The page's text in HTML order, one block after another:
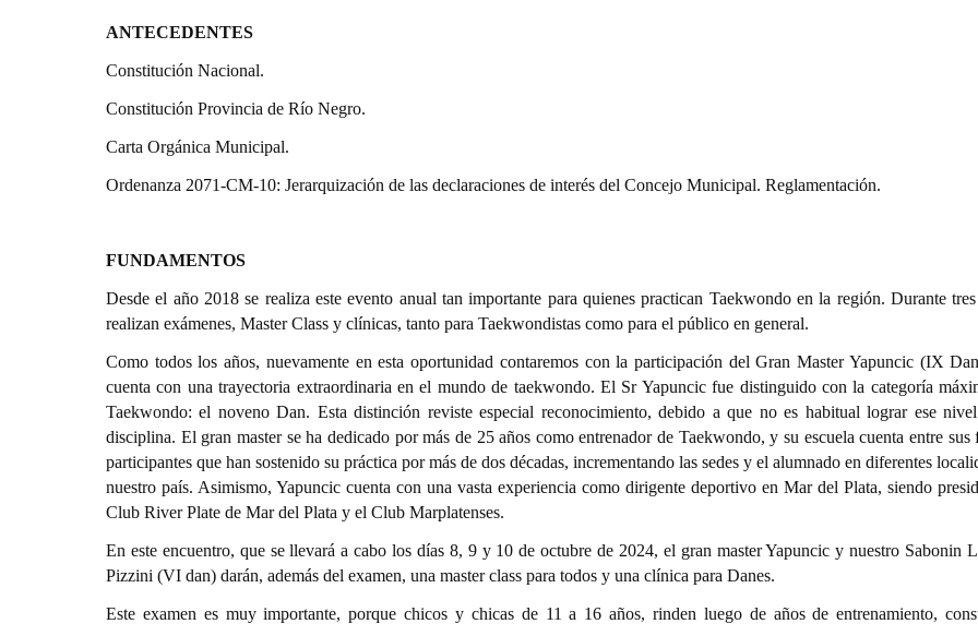
ANTECEDENTES
Constitución Nacional.
Constitución Provincia de Río Negro.
Carta Orgánica Municipal.
Ordenanza 2071-CM-10: Jerarquización de las declaraciones de interés del Concejo Municipal. Reglamentación.
FUNDAMENTOS
Desde el año 2018 se realiza este evento anual tan importante para quienes practican Taekwondo en la región. Durante
realizan exámenes, Master Class y clínicas, tanto para Taekwondistas como para el público en general.
Como todos los años, nuevamente en esta oportunidad contaremos con la participación del Gran Master Yapuncic (IX
cuenta con una trayectoria extraordinaria en el mundo de taekwondo. El Sr Yapuncic fue distinguido con la categoría
Taekwondo: el noveno Dan. Esta distinción reviste especial reconocimiento, debido a que no es habitual lograr ese
disciplina. El gran master se ha dedicado por más de 25 años como entrenador de Taekwondo, y su escuela cuenta entre sus
participantes que han sostenido su práctica por más de dos décadas, incrementando las sedes y el alumnado en diferentes
nuestro país. Asimismo, Yapuncic cuenta con una vasta experiencia como dirigente deportivo en Mar del Plata, siendo
Club River Plate de Mar del Plata y el Club Marplatenses.
En este encuentro, que se llevará a cabo los días 8, 9 y 10 de octubre de 2024, el gran master Yapuncic y nuestro Sabonin
Pizzini (VI dan) darán, además del examen, una master class para todos y una clínica para Danes.
Este examen es muy importante, porque chicos y chicas de 11 a 16 años, rinden luego de años de entrenamiento,